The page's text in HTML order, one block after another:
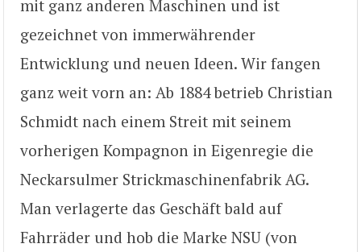
mit ganz anderen Maschinen und ist
gezeichnet von immerwährender
Entwicklung und neuen Ideen. Wir fangen
ganz weit vorn an: Ab 1884 betrieb Christian
Schmidt nach einem Streit mit seinem
vorherigen Kompagnon in Eigenregie die
Neckarsulmer Strickmaschinenfabrik AG.
Man verlagerte das Geschäft bald auf
Fahrräder und hob die Marke NSU (von